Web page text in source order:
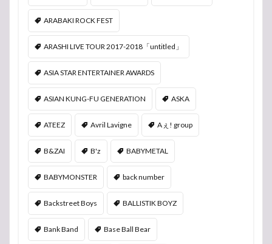
ARABAKI ROCK FEST
ARASHI LIVE TOUR 2017-2018「untitled」
ASIA STAR ENTERTAINER AWARDS
ASIAN KUNG-FU GENERATION ASKA
ATEEZ Avril Lavigne Aぇ! group
B&ZAI B'z BABYMETAL
BABYMONSTER back number
Backstreet Boys BALLISTIK BOYZ
Bank Band Base Ball Bear